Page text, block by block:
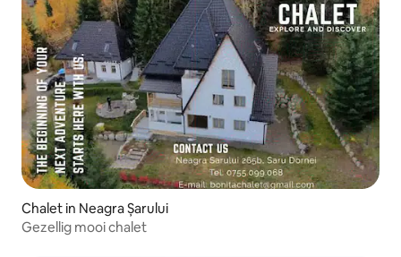
Chalet in Neagra Șarului
Gezellig mooi chalet